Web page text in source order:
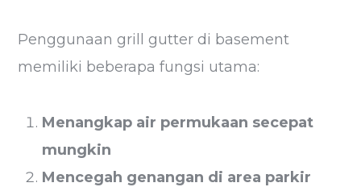
Penggunaan grill gutter di basement
memiliki beberapa fungsi utama:
Menangkap air permukaan secepat
mungkin
Mencegah genangan di area parkir